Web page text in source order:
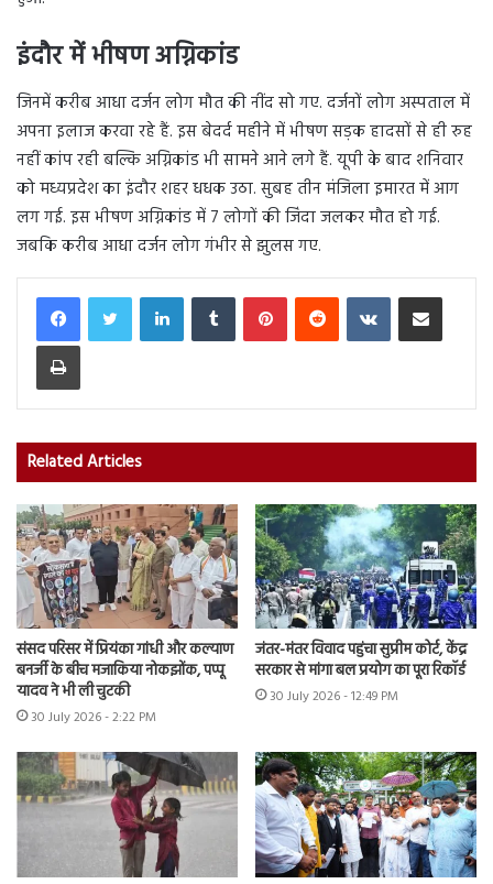
इंदौर में भीषण अग्निकांड
जिनमें करीब आधा दर्जन लोग मौत की नींद सो गए. दर्जनों लोग अस्पताल में
अपना इलाज करवा रहे हैं. इस बेदर्द महीने में भीषण सड़क हादसों से ही रुह
नहीं कांप रही बल्कि अग्निकांड भी सामने आने लगे हैं. यूपी के बाद शनिवार
को मध्यप्रदेश का इंदौर शहर धधक उठा. सुबह तीन मंजिला इमारत में आग
लग गई. इस भीषण अग्निकांड में 7 लोगों की जिंदा जलकर मौत हो गई.
जबकि करीब आधा दर्जन लोग गंभीर से झुलस गए.
LinkedInTumblr PinterestReddit VKontakteShare via Email
Print
Related Articles
संसद परिसर में प्रियंका गांधी और कल्याण
बनर्जी के बीच मजाकिया नोकझोंक, पप्पू
यादव ने भी ली चुटकी
30 July 2026 - 2:22 PM
जंतर-मंतर विवाद पहुंचा सुप्रीम कोर्ट, केंद्र
सरकार से मांगा बल प्रयोग का पूरा रिकॉर्ड
30 July 2026 - 12:49 PM